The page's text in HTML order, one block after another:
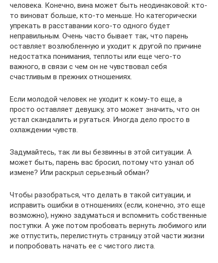
человека. Конечно, вина может быть неодинаковой: кто-
то виноват больше, кто-то меньше. Но категорически
упрекать в расставании кого-то одного будет
неправильным. Очень часто бывает так, что парень
оставляет возлюбленную и уходит к другой по причине
недостатка понимания, теплоты или еще чего-то
важного, в связи с чем он не чувствовал себя
счастливым в прежних отношениях.
Если молодой человек не уходит к кому-то еще, а
просто оставляет девушку, это может значить, что он
устал скандалить и ругаться. Иногда дело просто в
охлаждении чувств.
Задумайтесь, так ли вы безвинны в этой ситуации. А
может быть, парень вас бросил, потому что узнал об
измене? Или раскрыл серьезный обман?
Чтобы разобраться, что делать в такой ситуации, и
исправить ошибки в отношениях (если, конечно, это еще
возможно), нужно задуматься и вспомнить собственные
поступки. А уже потом пробовать вернуть любимого или
же отпустить, перелистнуть страницу этой части жизни
и попробовать начать ее с чистого листа.